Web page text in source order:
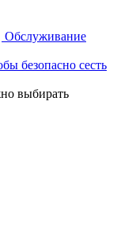
Обслуживание
безопасно сесть
выбирать